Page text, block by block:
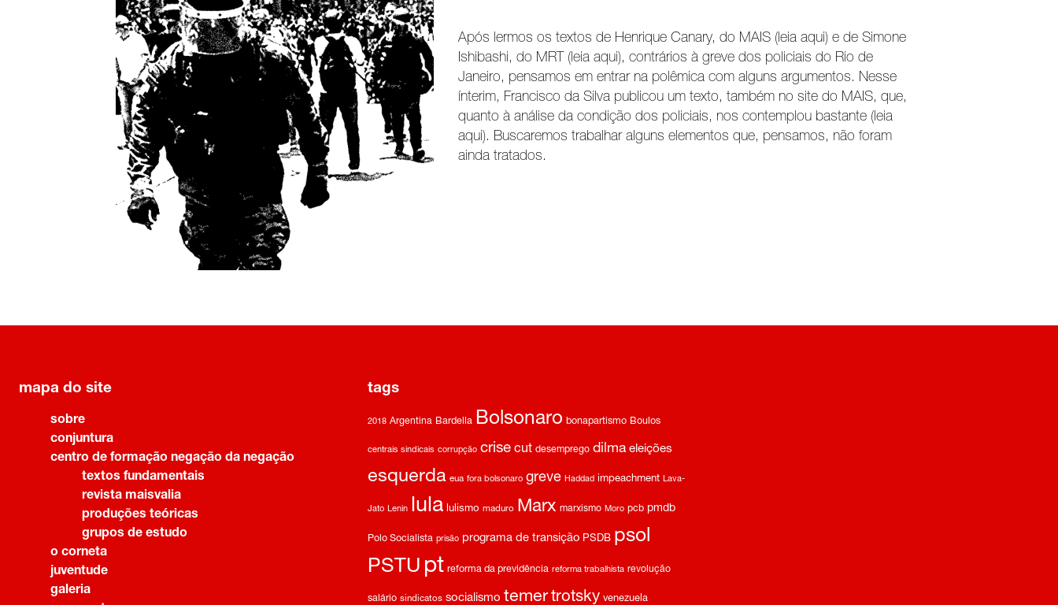
Após lermos os textos de Henrique Canary, do MAIS (leia aqui) e de Simone
Ishibashi, do MRT (leia aqui), contrários à greve dos policiais do Rio de
Janeiro, pensamos em entrar na polêmica com alguns argumentos. Nesse
ínterim, Francisco da Silva publicou um texto, também no site do MAIS, que,
quanto à análise da condição dos policiais, nos contemplou bastante (leia
aqui). Buscaremos trabalhar alguns elementos que, pensamos, não foram
ainda tratados.
mapa do site
sobre
conjuntura
centro de formação negação da negação
textos fundamentais
revista maisvalia
produções teóricas
grupos de estudo
o corneta
juventude
galeria
tags
2018 Argentina Bardella Bolsonaro bonapartismo Boulos
centrais sindicais corrupção crise cut desemprego dilma eleições
esquerda eua fora bolsonaro greve Haddad impeachment Lava-
Jato Lenin lula lulismo maduro Marx marxismo Moro pcb pmdb
Polo Socialista prisão programa de transição PSDB psol
PSTU pt reforma da previdência reforma trabalhista revolução
salário sindicatos socialismo temer trotsky venezuela